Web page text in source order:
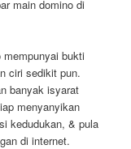
main domino di
bukti
ciri sedikit pun.
banyak isyarat
menyanyikan
kedudukan, & pula
di internet.